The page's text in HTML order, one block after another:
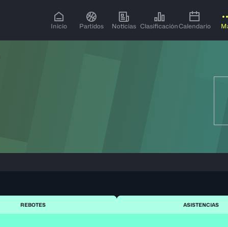
Inicio Partidos Noticias ClasificaciónCalendario
REBOTES ASISTENCIAS